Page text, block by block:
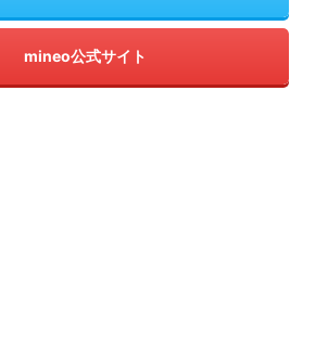
mineo公式サイト